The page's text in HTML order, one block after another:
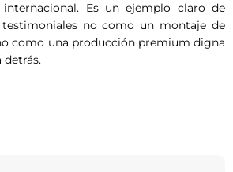
internacional. Es un ejemplo claro de
no como un montaje de
como una producción premium digna
detrás.